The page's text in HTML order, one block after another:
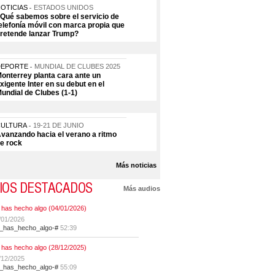
ESTADOS UNIDOS
sabemos sobre el servicio de
móvil con marca propia que
lanzar Trump?
MUNDIAL DE CLUBES 2025
planta cara ante un
Inter en su debut en el
de Clubes (1-1)
19-21 DE JUNIO
hacia el verano a ritmo
rock
Más noticias
DESTACADOS Más audios
hecho algo (04/01/2026)
2026
# 52:39
hecho algo (28/12/2025)
2025
# 55:09